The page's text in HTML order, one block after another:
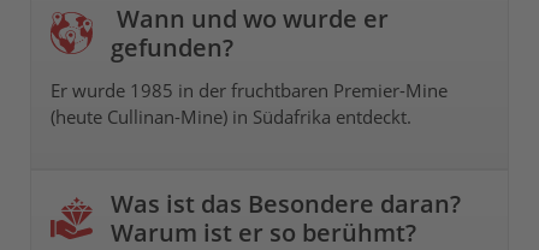
Wann und wo wurde er
gefunden?
Er wurde 1985 in der fruchtbaren Premier-Mine
(heute Cullinan-Mine) in Südafrika entdeckt.
Was ist das Besondere daran?
Warum ist er so berühmt?